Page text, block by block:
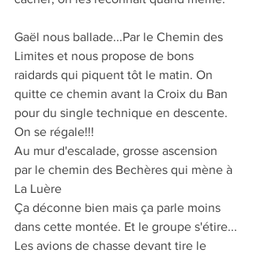
Gaël nous ballade...Par le Chemin des
Limites et nous propose de bons
raidards qui piquent tôt le matin. On
quitte ce chemin avant la Croix du Ban
pour du single technique en descente.
On se régale!!!
Au mur d'escalade, grosse ascension
par le chemin des Bechères qui mène à
La Luère
Ça déconne bien mais ça parle moins
dans cette montée. Et le groupe s'étire...
Les avions de chasse devant tire le